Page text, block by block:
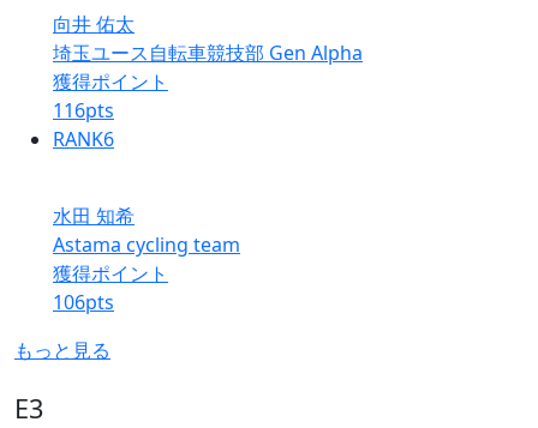
向井 佑太
埼玉ユース自転車競技部 Gen Alpha
獲得ポイント
116pts
RANK6
水田 知希
Astama cycling team
獲得ポイント
106pts
もっと見る
E3